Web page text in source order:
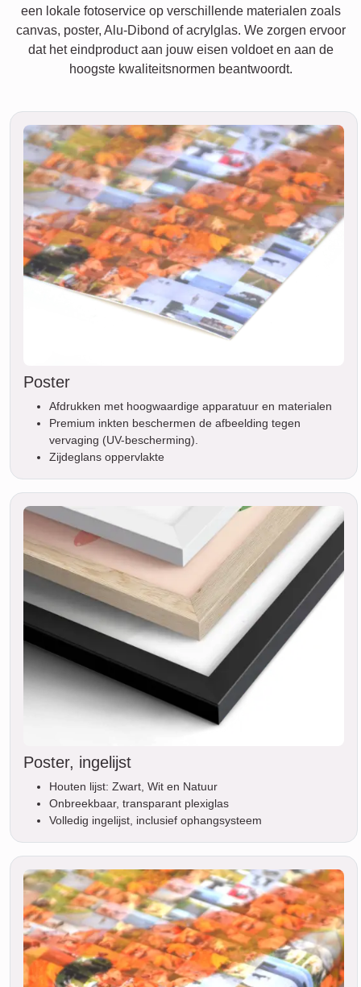
een lokale fotoservice op verschillende materialen zoals
canvas, poster, Alu-Dibond of acrylglas. We zorgen ervoor
dat het eindproduct aan jouw eisen voldoet en aan de
hoogste kwaliteitsnormen beantwoordt.
Poster
Afdrukken met hoogwaardige apparatuur en materialen
Premium inkten beschermen de afbeelding tegen
vervaging (UV-bescherming).
Zijdeglans oppervlakte
Poster, ingelijst
Houten lijst: Zwart, Wit en Natuur
Onbreekbaar, transparant plexiglas
Volledig ingelijst, inclusief ophangsysteem